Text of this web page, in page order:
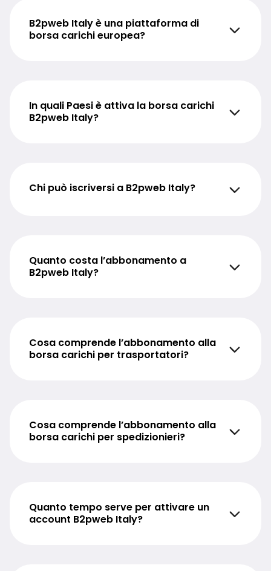
B2pweb Italy è una piattaforma di
borsa carichi europea?
In quali Paesi è attiva la borsa carichi
B2pweb Italy?
Chi può iscriversi a B2pweb Italy?
Quanto costa l’abbonamento a
B2pweb Italy?
Cosa comprende l’abbonamento alla
borsa carichi per trasportatori?
Cosa comprende l’abbonamento alla
borsa carichi per spedizionieri?
Quanto tempo serve per attivare un
account B2pweb Italy?